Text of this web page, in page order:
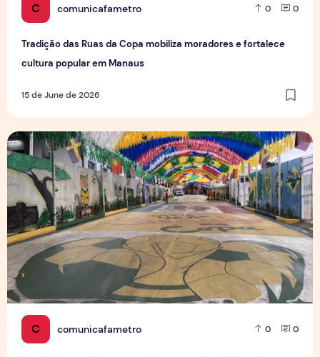
C comunicafametro 0 0
Tradição das Ruas da Copa mobiliza moradores e fortalece
cultura popular em Manaus
15 de June de 2026
C comunicafametro 0 0
Rua da Copa na Compensa: Os preparativos da Semulsp